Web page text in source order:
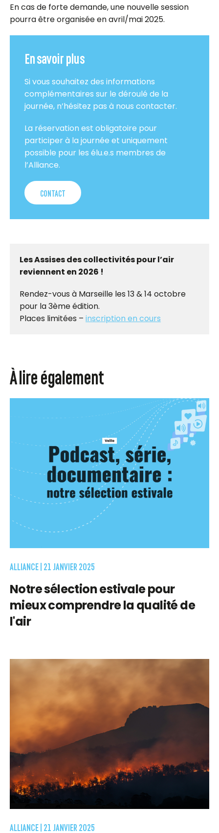
En cas de forte demande, une nouvelle session
pourra être organisée en avril/mai 2025.
En savoir plus
Si vous souhaitez des informations
complémentaires sur le déroulé de la
journée, n’hésitez pas à nous contacter.
La réservation est obligatoire pour
participer à la journée et uniquement
possible pour les élu.e.s membres de
l’Alliance.
CONTACT
Les Assises des collectivités pour l’air
reviennent en 2026 !
Rendez-vous à Marseille les 13 & 14 octobre
pour la 3ème édition.
Places limitées – inscription en cours
À lire également
ALLIANCE | 21 JANVIER 2025
Notre sélection estivale pour
mieux comprendre la qualité de
l'air
ALLIANCE | 21 JANVIER 2025